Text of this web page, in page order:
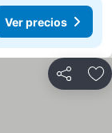
Ver precios
Compartir